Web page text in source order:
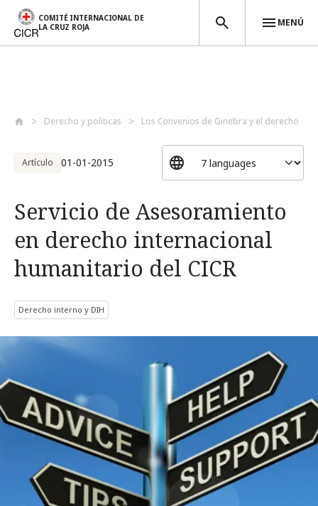
COMITÉ INTERNACIONAL DE
LA CRUZ ROJA
MENÚ
Derecho y políticas Los Convenios de Ginebra y el derecho
Artículo 01-01-2015
Servicio de Asesoramiento
en derecho internacional
humanitario del CICR
Derecho interno y DIH